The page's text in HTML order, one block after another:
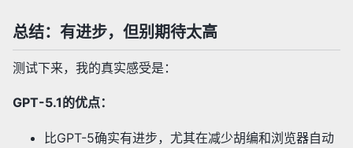
总结：有进步，但别期待太高
测试下来，我的真实感受是：
GPT-5.1的优点：
比GPT-5确实有进步，尤其在减少胡编和浏览器自动